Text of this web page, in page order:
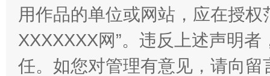
漫山遍野的桃花与雪山、麦地、白藏房 除
用作品的单位或网站，应在授
XXXXXXX网”。违反上述声明
任。如您对管理有意见，请向